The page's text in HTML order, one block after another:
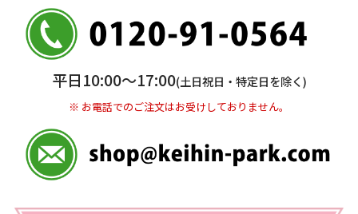
普通 7263489
＜口座名＞ カ）ディースタイル
※ 振込み手数料お客様ご負担。
平日10:00〜17:00(土日祝日・特定日を除く)
※ お電話でのご注文はお受けしておりません。